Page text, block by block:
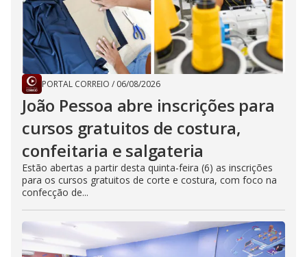
PORTAL CORREIO / 06/08/2026
João Pessoa abre inscrições para
cursos gratuitos de costura,
confeitaria e salgateria
Estão abertas a partir desta quinta-feira (6) as inscrições
para os cursos gratuitos de corte e costura, com foco na
confecção de...